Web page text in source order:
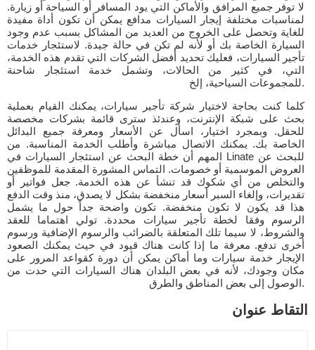
لا توفر جميع المرافق والأماكن التي يود المسافر أو السياحة أو زيارة.
لمناسبات مختلفة إيجار السيارات مدافع يمكن أن تكون أداة مفيدة
للغاية وتحصل على الخروج من العديد من المشاكل بسبب عدم وجود
السيارة الخاصة بك أو لأنه لم تكن في حالة جيدة. لاستئجار خدمات
تأجير السيارات، فعليك تحديد أفضل الشركات التي تقدم هذه الخدمة،
التي، في كثير من الحالات، وتشمل خدمة استئجار شاحنة
للمجموعات السياحية، إلخ.
كلما كنت بحاجة لاختيار شركة تأجير سيارات، يمكنك القيام بعملية
بحث على شبكة الإنترنت، وعندئذ سترى قائمة بشركات مخصصة
للحقل. وبمجرد اختيار، اسأل عن الأسعار ومعرفة جميع البدائل
الخاصة بك. يمكنك الاتصال مباشرة وأطلب الخدمة المناسبة. من
المهم أن خطة البحث عن استئجار السيارات في Linate للبحث عن
العروض الموسمية أو خصومات. التماس المشورة المقدمة للموظفين
والتخلص من أي شكوك قد تنشأ عن هذه الخدمة. جعل فواتير أو
تقديرات، وإلغاء السبر أسعار منخفضة بشكل لا يصدق، منذ وقت الدفع
هذا قد يكون لا تكون منخفضة. تكون واضحة جداً حول ما يشمل
الرسوم وفقا لخطة تأجير سيارات محددة. تولي اهتماما للعقد
والشروط، لا سيما تلك المتعلقة بالضرائب والرسوم الإضافية ورسوم
أخرى تدفع. معرفة ما إذا كانت هناك قيود في حيث يمكنك الصعود
الإيجار خدمة سيارات وما أماكن يمكن أن دورة كقواعد المرور على
مكان وجودك، لأنه في بعض البلدان هناك السيارات التي حدت من
الوصول إلى بعض المناطق والطرق.
التقاط عنوان